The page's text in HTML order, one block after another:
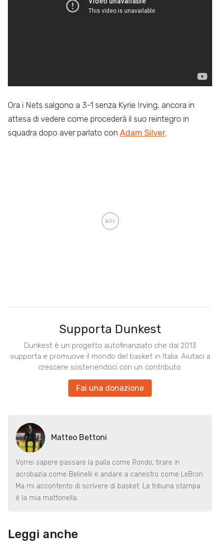
Ora i Nets salgono a 3-1 senza Kyrie Irving, ancora in
attesa di vedere come procederà il suo reintegro in
squadra dopo aver parlato con Adam Silver
Supporta Dunkest
Dunkest è un progetto autofinanziato che dal 2013
supporta e promuove il mondo del basket in Italia. Aiutaci a
crescere sostenendoci con un contributo.
Fai una donazione
Matteo Bettoni
Vorrei sapere passare la palla come Rondo, tirare in
acrobazia come Belinelli e andare a canestro come LeBron.
Ma mi accontento di scrivere di basket. La tribuna stampa
è la mia mattonella.
Leggi anche